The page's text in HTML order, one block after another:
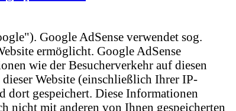
Google AdSense verwendet sog.
ermöglicht. Google AdSense
wie der Besucherverkehr auf diesen
Website (einschließlich Ihrer IP-
dort gespeichert. Diese Informationen
nicht mit anderen von Ihnen gespeicherten